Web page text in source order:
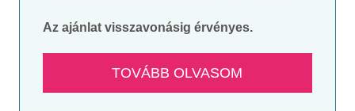
Az ajánlat visszavonásig érvényes.
TOVÁBB OLVASOM